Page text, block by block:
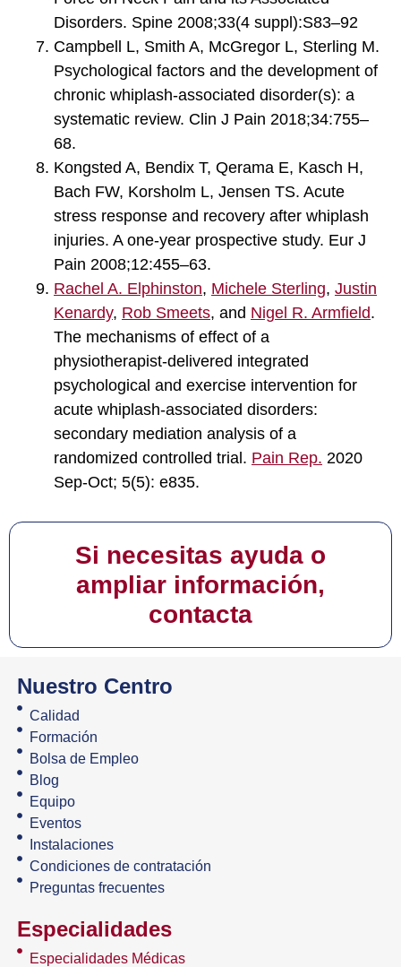
Disorders. Spine 2008;33(4 suppl):S83–92
Campbell L, Smith A, McGregor L, Sterling M.
Psychological factors and the development of
chronic whiplash-associated disorder(s): a
systematic review. Clin J Pain 2018;34:755–
68.
Kongsted A, Bendix T, Qerama E, Kasch H,
Bach FW, Korsholm L, Jensen TS. Acute
stress response and recovery after whiplash
injuries. A one-year prospective study. Eur J
Pain 2008;12:455–63.
Rachel A. Elphinston, Michele Sterling, Justin
Kenardy, Rob Smeets, and Nigel R. Armfield.
The mechanisms of effect of a
physiotherapist-delivered integrated
psychological and exercise intervention for
acute whiplash-associated disorders:
secondary mediation analysis of a
randomized controlled trial. Pain Rep. 2020
Sep-Oct; 5(5): e835.
Si necesitas ayuda o
ampliar información,
contacta
Nuestro Centro
Calidad
Formación
Bolsa de Empleo
Blog
Equipo
Eventos
Instalaciones
Condiciones de contratación
Preguntas frecuentes
Especialidades
Especialidades Médicas